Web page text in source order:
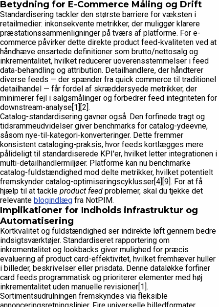
Betydning for E-Commerce Måling og Drift
Standardisering tackler den største barriere for væksten i
retailmedier: inkonsekvente metrikker, der muliggør klarere
præstationssammenligninger på tværs af platforme. For e-
commerce påvirker dette direkte product feed-kvaliteten ved at
håndhæve ensartede definitioner som brutto/nettosalg og
inkrementalitet, hvilket reducerer uoverensstemmelser i feed
data-behandling og attribution. Detailhandlere, der håndterer
diverse feeds — der spænder fra quick commerce til traditionel
detailhandel — får fordel af skræddersyede metrikker, der
minimerer fejl i salgsmålinger og forbedrer feed integriteten for
downstream-analyse[1][2].
Catalog-standardisering gavner også. Den forfinede tragt og
tidsrammeudvidelser giver benchmarks for catalog-ydeevne,
såsom nye-til-kategori-konverteringer. Dette fremmer
konsistent cataloging-praksis, hvor feeds kortlægges mere
pålideligt til standardiserede KPI'er, hvilket letter integrationen i
multi-detailhandlermiljøer. Platforme kan nu benchmarke
catalog-fuldstændighed mod delte metrikker, hvilket potentielt
fremskynder catalog-optimiseringscyklusser[4][9]. For at få
hjælp til at tackle product feed problemer, skal du tjekke det
relevante blogindlæg fra NotPIM.
Implikationer for Indholds infrastruktur og
Automatisering
Kortkvalitet og fuldstændighed ser indirekte løft gennem bedre
indsigtsværktøjer. Standardiseret rapportering om
inkrementalitet og lookbacks giver mulighed for præcis
evaluering af product card-effektivitet, hvilket fremhæver huller
i billeder, beskrivelser eller prisdata. Denne dataløkke forfiner
card feeds programmatisk og prioriterer elementer med høj
inkrementalitet uden manuelle revisioner[1].
Sortimentsudrulningen fremskyndes via fleksible